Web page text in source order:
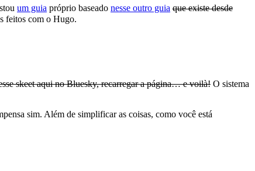
um guia próprio baseado nesse outro guia que existe desde
feitos com o Hugo.
skeet aqui no Bluesky, recarregar a página… e voilà! O sistema
sim. Além de simplificar as coisas, como você está